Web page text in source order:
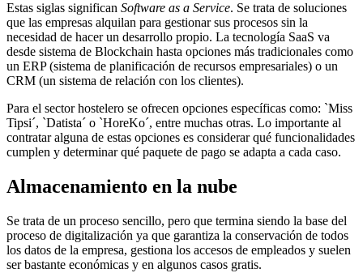
Estas siglas significan Software as a Service. Se trata de soluciones
que las empresas alquilan para gestionar sus procesos sin la
necesidad de hacer un desarrollo propio. La tecnología SaaS va
desde sistema de Blockchain hasta opciones más tradicionales como
un ERP (sistema de planificación de recursos empresariales) o un
CRM (un sistema de relación con los clientes).
Para el sector hostelero se ofrecen opciones específicas como: `Miss
Tipsi´, `Datista´ o `HoreKo´, entre muchas otras. Lo importante al
contratar alguna de estas opciones es considerar qué funcionalidades
cumplen y determinar qué paquete de pago se adapta a cada caso.
Almacenamiento en la nube
Se trata de un proceso sencillo, pero que termina siendo la base del
proceso de digitalización ya que garantiza la conservación de todos
los datos de la empresa, gestiona los accesos de empleados y suelen
ser bastante económicas y en algunos casos gratis.